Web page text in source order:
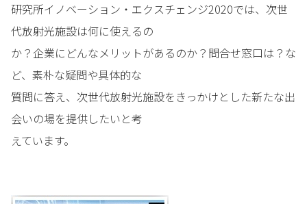
研究所イノベーション・エクスチェンジ2020では、次世
代放射光施設は何に使えるの
か？企業にどんなメリットがあるのか？問合せ窓口は？な
ど、素朴な疑問や具体的な
質問に答え、次世代放射光施設をきっかけとした新たな出
会いの場を提供したいと考
えています。